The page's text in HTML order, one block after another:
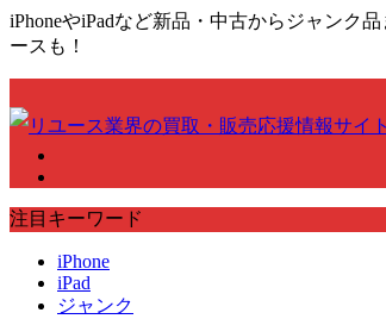
iPhoneやiPadなど新品・中古からジャンク
ースも！
注目キーワード
iPhone
iPad
ジャンク